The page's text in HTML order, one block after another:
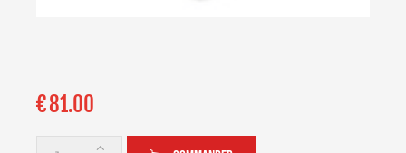
€81.00